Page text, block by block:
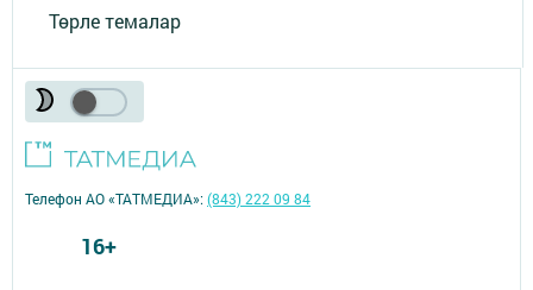
Төрле темалар
Телефон АО «ТАТМЕДИА»:(843) 222 09 84
16+